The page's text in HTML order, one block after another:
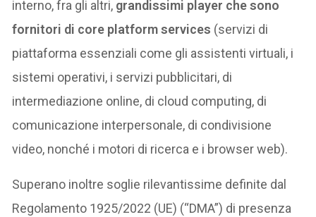
interno, fra gli altri, grandissimi player che sono
fornitori di core platform services (servizi di
piattaforma essenziali come gli assistenti virtuali, i
sistemi operativi, i servizi pubblicitari, di
intermediazione online, di cloud computing, di
comunicazione interpersonale, di condivisione
video, nonché i motori di ricerca e i browser web).
Superano inoltre soglie rilevantissime definite dal
Regolamento 1925/2022 (UE) (“DMA”) di presenza